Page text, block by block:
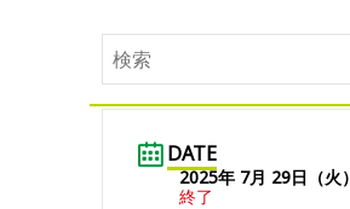
DATE
2025年 7月 29日（火）
終了